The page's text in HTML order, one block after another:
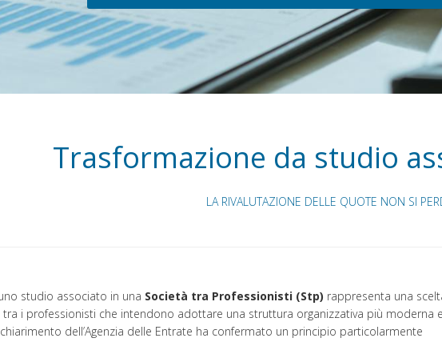
Trasformazione da studio
LA RIVALUTAZIONE DELLE QUOTE NON SI
studio associato in una Società tra Professionisti (Stp) rappresenta una
i professionisti che intendono adottare una struttura organizzativa più moderna
dell’Agenzia delle Entrate ha confermato un principio particolarmente